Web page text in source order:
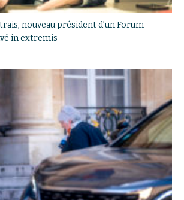
nouveau président d’un Forum
in extremis